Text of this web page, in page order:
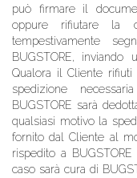
può firmare il
oppure rifiutare la
tempestivamente
BUGSTORE, inviando
Qualora il Cliente
spedizione
BUGSTORE sarà
qualsiasi motivo la
fornito dal Cliente al
rispedito a BUGSTORE
caso sarà cura di